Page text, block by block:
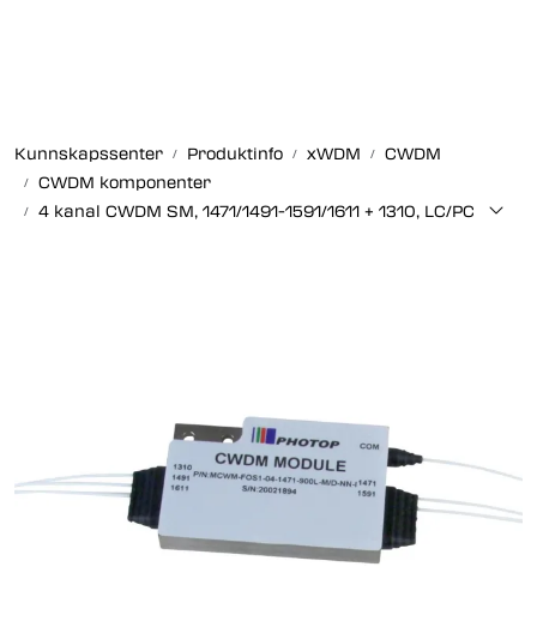
Kunnskapssenter Produktinfo xWDM
CWDM
CWDM komponenter
4 kanal CWDM SM, 1471/1491-1591/1611 + 1310, LC/PC
Strukturert kabling
Om oss